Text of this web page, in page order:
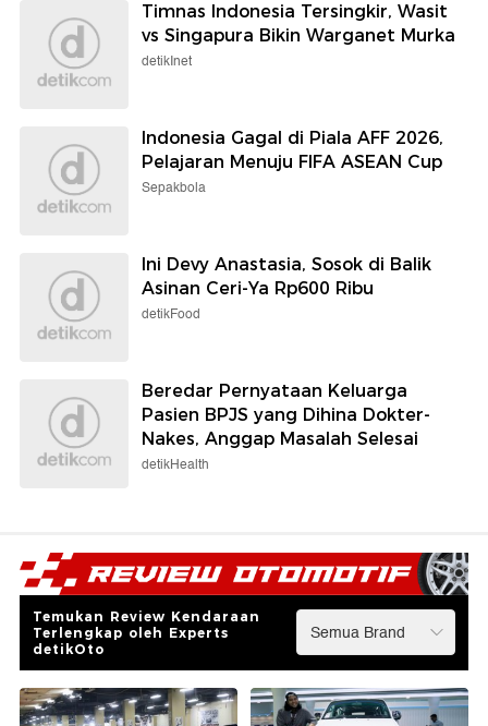
Timnas Indonesia Tersingkir, Wasit
vs Singapura Bikin Warganet Murka
detikInet
Indonesia Gagal di Piala AFF 2026,
Pelajaran Menuju FIFA ASEAN Cup
Sepakbola
Ini Devy Anastasia, Sosok di Balik
Asinan Ceri-Ya Rp600 Ribu
detikFood
Beredar Pernyataan Keluarga
Pasien BPJS yang Dihina Dokter-
Nakes, Anggap Masalah Selesai
detikHealth
Temukan Review Kendaraan
Terlengkap oleh Experts
detikOto